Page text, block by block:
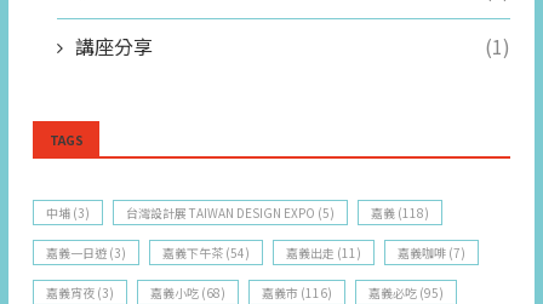
講座分享
(1)
TAGS
中埔 (3) 台灣設計展 TAIWAN DESIGN EXPO (5) 嘉義 (118)
嘉義一日遊 (3) 嘉義下午茶 (54) 嘉義出走 (11) 嘉義咖啡 (7)
嘉義宵夜 (3) 嘉義小吃 (68) 嘉義市 (116) 嘉義必吃 (95)